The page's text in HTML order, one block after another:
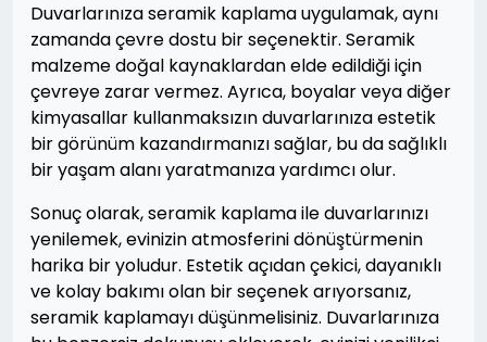
Duvarlarınıza seramik kaplama uygulamak, aynı
zamanda çevre dostu bir seçenektir. Seramik
malzeme doğal kaynaklardan elde edildiği için
çevreye zarar vermez. Ayrıca, boyalar veya diğer
kimyasallar kullanmaksızın duvarlarınıza estetik
bir görünüm kazandırmanızı sağlar, bu da sağlıklı
bir yaşam alanı yaratmanıza yardımcı olur.
Sonuç olarak, seramik kaplama ile duvarlarınızı
yenilemek, evinizin atmosferini dönüştürmenin
harika bir yoludur. Estetik açıdan çekici, dayanıklı
ve kolay bakımı olan bir seçenek arıyorsanız,
seramik kaplamayı düşünmelisiniz. Duvarlarınıza